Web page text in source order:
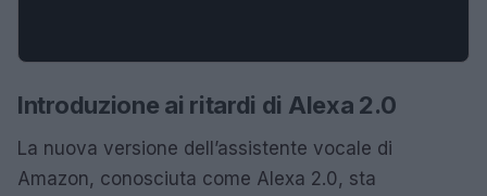
Introduzione ai ritardi di Alexa 2.0
La nuova versione dell’assistente vocale di
Amazon, conosciuta come Alexa 2.0, sta